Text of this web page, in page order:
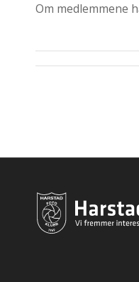
Om medlemmene